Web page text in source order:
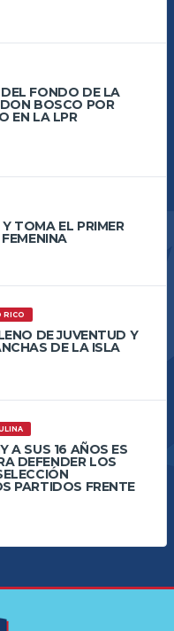
FONDO DE LA
BOSCO POR
EN LA LPR
TOMA EL PRIMER
RICO
DE JUVENTUD Y
DE LA ISLA
A SUS 16 AÑOS ES
DEFENDER LOS
PARTIDOS FRENTE